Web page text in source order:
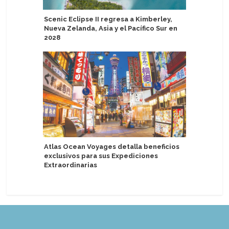
Scenic Eclipse II regresa a Kimberley,
Nueva Zelanda, Asia y el Pacífico Sur en
2028
Atlas Ocean Voyages detalla beneficios
exclusivos para sus Expediciones
Extraordinarias